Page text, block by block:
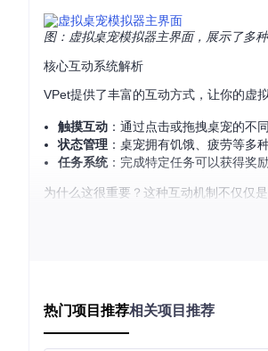
图：虚拟桌宠模拟器主界面，展示了多
核心互动系统解析
VPet提供了丰富的互动方式，让你的虚
触摸互动 ：通过点击或拖拽桌宠的不
状态管理 ：桌宠拥有饥饿、疲劳等多
任务系统：完成特定任务可以获得奖
为什么这很重要？这种互动机制不仅仅
休息模式：在你休息时，桌宠会主动
夜间模式：自动调整亮度和活动频率
热门项目推荐相关项目推荐